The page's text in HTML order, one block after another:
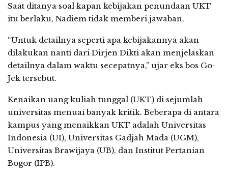
Saat ditanya soal kapan kebijakan penundaan UKT
itu berlaku, Nadiem tidak memberi jawaban.
“Untuk detailnya seperti apa kebijakannya akan
dilakukan nanti dari Dirjen Dikti akan menjelaskan
detailnya dalam waktu secepatnya,” ujar eks bos Go-
Jek tersebut.
Kenaikan uang kuliah tunggal (UKT) di sejumlah
universitas menuai banyak kritik. Beberapa di antara
kampus yang menaikkan UKT adalah Universitas
Indonesia (UI), Universitas Gadjah Mada (UGM),
Universitas Brawijaya (UB), dan Institut Pertanian
Bogor (IPB).